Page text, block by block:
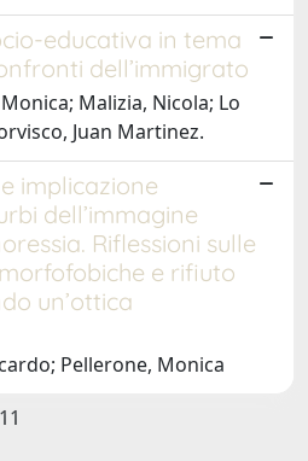
educativa in tema
dell’immigrato
Malizia, Nicola; Lo
Juan Martinez.
implicazione
dell’immagine
Riflessioni sulle
e rifiuto
un’ottica
Pellerone, Monica